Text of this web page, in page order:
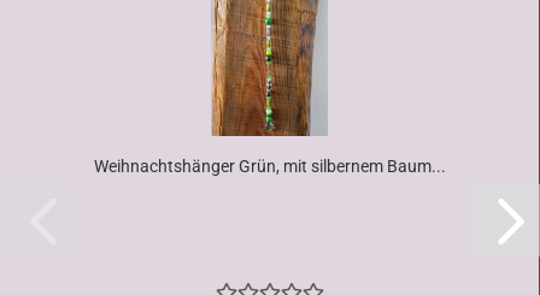
Weihnachtshänger Grün, mit silbernem Baum...